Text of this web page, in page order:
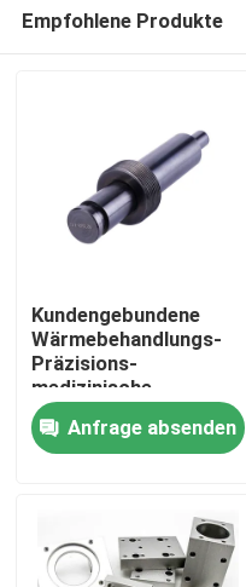
Haus
VR Show
Empfohlene Produkte
Kundengebundene
Wärmebehandlungs-
Präzisions-
medizinische
Komponenten
Anfrage absenden